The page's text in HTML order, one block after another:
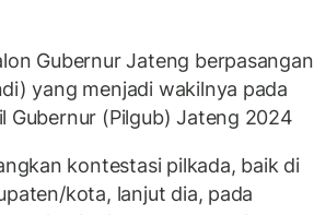
Gubernur Jateng berpasangan
yang menjadi wakilnya pada
Gubernur (Pilgub) Jateng 2024
kontestasi pilkada, baik di
kota, lanjut dia, pada